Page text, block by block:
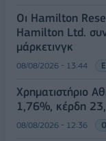
Οι Hamilton
Hamilton Ltd.
μάρκετινγκ
08/08/2026 - 13:44
Χρηματιστήριο
1,76%, κέρδη
08/08/2026 - 12:36